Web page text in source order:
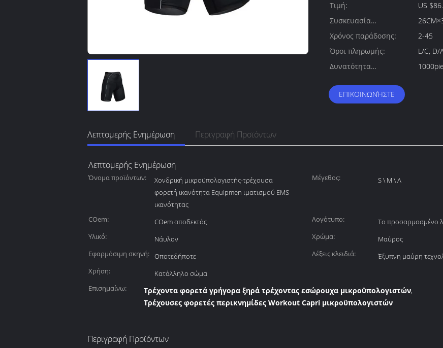
min:
Τιμή:
US
Συσκευασία
λεπτομέρειες:
Χρόνος παράδοσης:
2-45
Όροι πληρωμής:
L/C, D/
Δυνατότητα
ΕΠΙΚΟΙΝΩΝΉΣΤΕ
Λεπτομερής Ενημέρωση Περιγραφή Προϊόντων
Λεπτομερής Ενημέρωση
Όνομα προϊόντων:
Χονδρική μικροϋπολογιστής-τρέχουσα
φορετή ικανότητα Equipmen ιματισμού EMS
ικανότητας
Μέγεθος: S \ Μ \ Λ
COem: COem αποδεκτός Λογότυπο:
Το προσαρμοσμένο
Υλικό:
Νάυλον Χρώμα:
Μαύρος
Εφαρμόσιμη σκηνή: Οποτεδήποτε Λέξεις κλειδιά:
Έξυπνη μαύρη
Χρήση:
Κατάλληλο σώμα
Επισημαίνω:
Τρέχοντα φορετά γρήγορα ξηρά τρέχοντας εσώρουχα μικροϋπολογιστών,
Τρέχουσες φορετές περικνημίδες Workout Capri μικροϋπολογιστών
Περιγραφή Προϊόντων